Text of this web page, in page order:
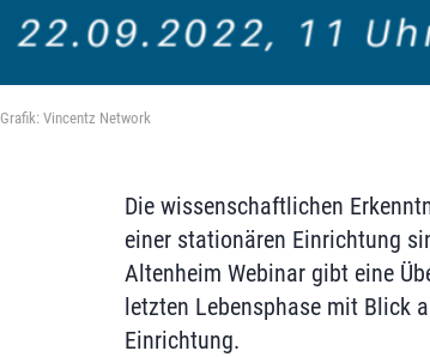
Grafik: Vincentz Network
Die wissenschaftlichen
einer stationären Einrichtung
Altenheim Webinar gibt eine
letzten Lebensphase mit Blick
Einrichtung.